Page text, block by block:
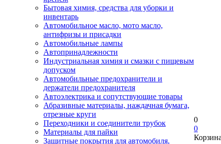
Бытовая химия, средства для уборки и
инвентарь
Автомобильное масло, мото масло,
антифризы и присадки
Автомобильные лампы
Автопринадлежности
Индустриальная химия и смазки с пищевым
допуском
Автомобильные предохранители и
держатели предохранителя
Автоэлектрика и сопутствующие товары
Абразивные материалы, наждачная бумага,
отрезные круги
Переходники и соединители трубок
Материалы для пайки
Защитные покрытия для автомобиля,
0
0